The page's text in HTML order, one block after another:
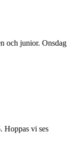
och junior. Onsdag
Hoppas vi ses